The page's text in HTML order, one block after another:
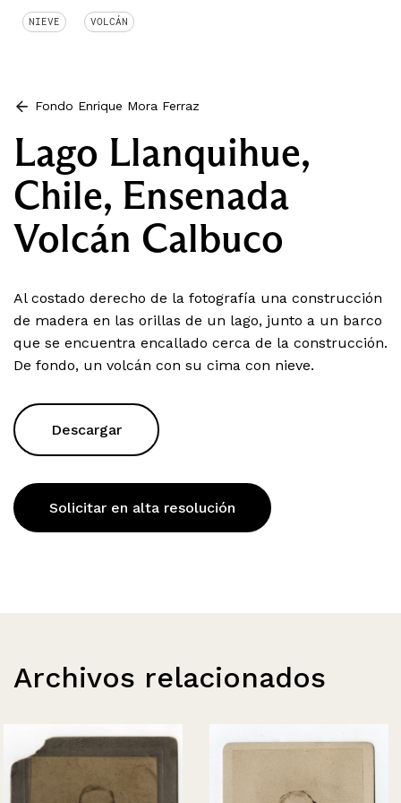
NIEVE VOLCÁN
Fondo Enrique Mora Ferraz
Lago Llanquihue,
Chile, Ensenada
Volcán Calbuco
Al costado derecho de la fotografía una construcción
de madera en las orillas de un lago, junto a un barco
que se encuentra encallado cerca de la construcción.
De fondo, un volcán con su cima con nieve.
Descargar
Solicitar en alta resolución
Archivos relacionados